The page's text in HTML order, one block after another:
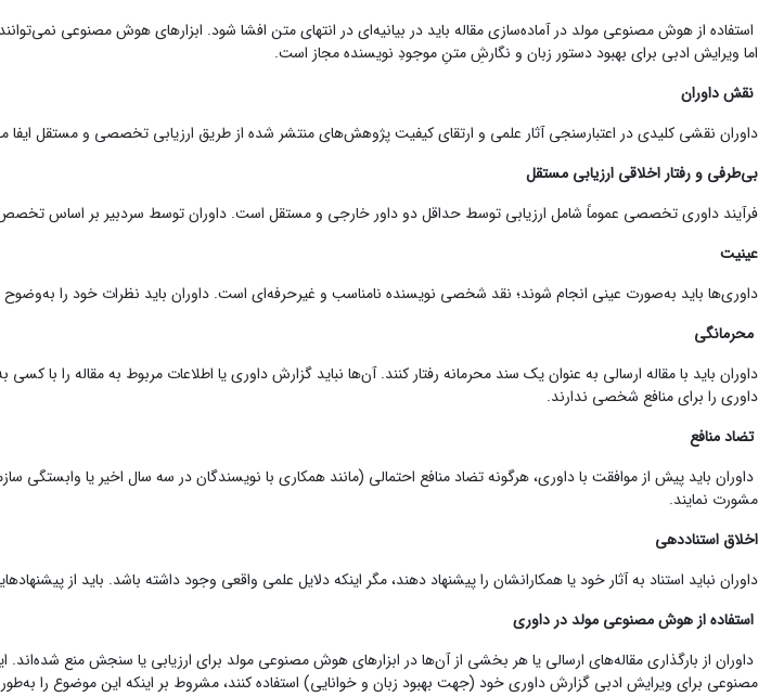
استفاده از هوش مصنوعی مولد در آماده‌سازی مقاله باید در بیانیه‌ای در انتهای متن افشا شود. ابزارهای هوش مصنوعی
اما ویرایش ادبی برای بهبود دستور زبان و نگارشِ متنِ موجودِ نویسنده مجاز است.
نقش داوران
داوران نقشی کلیدی در اعتبارسنجی آثار علمی و ارتقای کیفیت پژوهش‌های منتشر شده از طریق ارزیابی تخصصی و مستقل ایفا
بی‌طرفی و رفتار اخلاقی ارزیابی مستقل
فرآیند داوری تخصصی عموماً شامل ارزیابی توسط حداقل دو داور خارجی و مستقل است. داوران توسط سردبیر بر اساس
عینیت
داوری‌ها باید به‌صورت عینی انجام شوند؛ نقد شخصی نویسنده نامناسب و غیرحرفه‌ای است. داوران باید نظرات خود را به‌وضوح و
محرمانگی
داوران باید با مقاله ارسالی به عنوان یک سند محرمانه رفتار کنند. آن‌ها نباید گزارش داوری یا اطلاعات مربوط به مقاله را
داوری را برای منافع شخصی ندارند.
تضاد منافع
داوران باید پیش از موافقت با داوری، هرگونه تضاد منافع احتمالی (مانند همکاری با نویسندگان در سه سال اخیر یا وابستگی
مشورت نمایند.
اخلاق استناددهی
داوران نباید استناد به آثار خود یا همکارانشان را پیشنهاد دهند، مگر اینکه دلایل علمی واقعی وجود داشته باشد. باید از
استفاده از هوش مصنوعی مولد در داوری
داوران از بارگذاری مقاله‌های ارسالی یا هر بخشی از آن‌ها در ابزارهای هوش مصنوعی مولد برای ارزیابی یا سنجش منع
مصنوعی برای ویرایش ادبی گزارش داوری خود (جهت بهبود زبان و خوانایی) استفاده کنند، مشروط بر اینکه این موضوع را به‌طور